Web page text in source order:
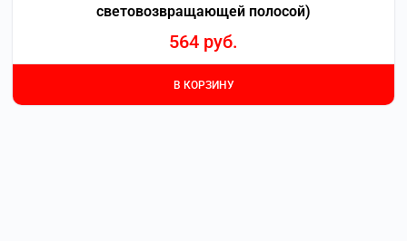
световозвращающей полосой)
564 руб.
В КОРЗИНУ